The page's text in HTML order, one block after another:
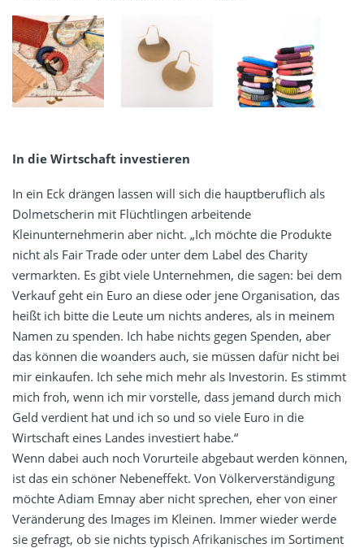
In die Wirtschaft investieren
In ein Eck drängen lassen will sich die hauptberuflich als
Dolmetscherin mit Flüchtlingen arbeitende
Kleinunternehmerin aber nicht. „Ich möchte die Produkte
nicht als Fair Trade oder unter dem Label des Charity
vermarkten. Es gibt viele Unternehmen, die sagen: bei dem
Verkauf geht ein Euro an diese oder jene Organisation, das
heißt ich bitte die Leute um nichts anderes, als in meinem
Namen zu spenden. Ich habe nichts gegen Spenden, aber
das können die woanders auch, sie müssen dafür nicht bei
mir einkaufen. Ich sehe mich mehr als Investorin. Es stimmt
mich froh, wenn ich mir vorstelle, dass jemand durch mich
Geld verdient hat und ich so und so viele Euro in die
Wirtschaft eines Landes investiert habe.“
Wenn dabei auch noch Vorurteile abgebaut werden können,
ist das ein schöner Nebeneffekt. Von Völkerverständigung
möchte Adiam Emnay aber nicht sprechen, eher von einer
Veränderung des Images im Kleinen. Immer wieder werde
sie gefragt, ob sie nichts typisch Afrikanisches im Sortiment